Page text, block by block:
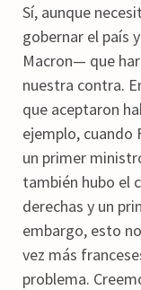
Sí, aunque
gobernar el país
Macron— que
nuestra contra.
que aceptaron
ejemplo, cuando
un primer
también hubo el
derechas y un
embargo, esto
vez más
problema.